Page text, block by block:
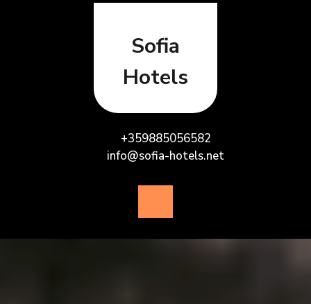
Sofia
Hotels
+359885056582
info@sofia-hotels.net
Button